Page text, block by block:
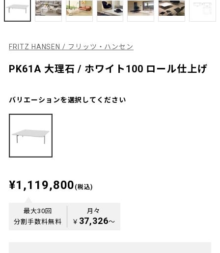
FRITZ HANSEN / フリッツ・ハンセン
PK61A 大理石 / ホワイト100 ロール仕上げ
バリエーションを選択してください
¥1,119,800 (税込)
最大30回
分割手数料無料
月々
￥ 37,326〜